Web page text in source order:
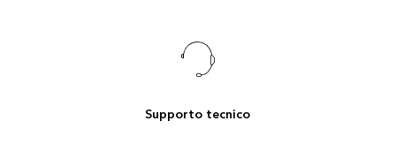
Supporto tecnico